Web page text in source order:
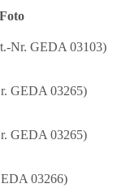
Foto